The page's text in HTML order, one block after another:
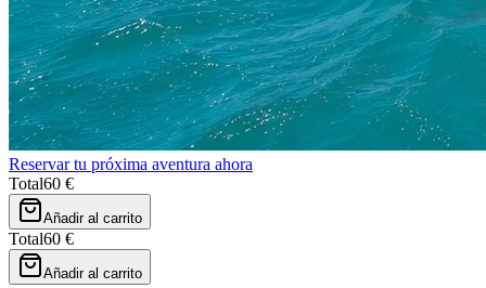
Reservar tu próxima aventura ahora
Total60 €
Añadir al carrito
Total60 €
Añadir al carrito